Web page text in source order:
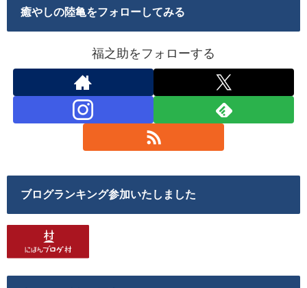
癒やしの陸亀をフォローしてみる
福之助をフォローする
ブログランキング参加いたしました